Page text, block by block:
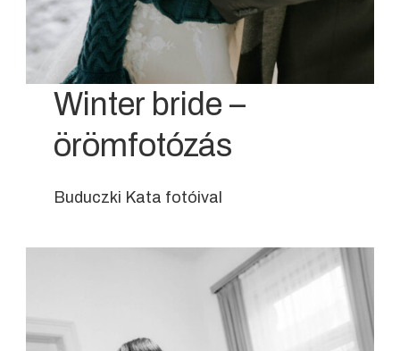
Winter bride –
örömfotózás
Buduczki Kata fotóival